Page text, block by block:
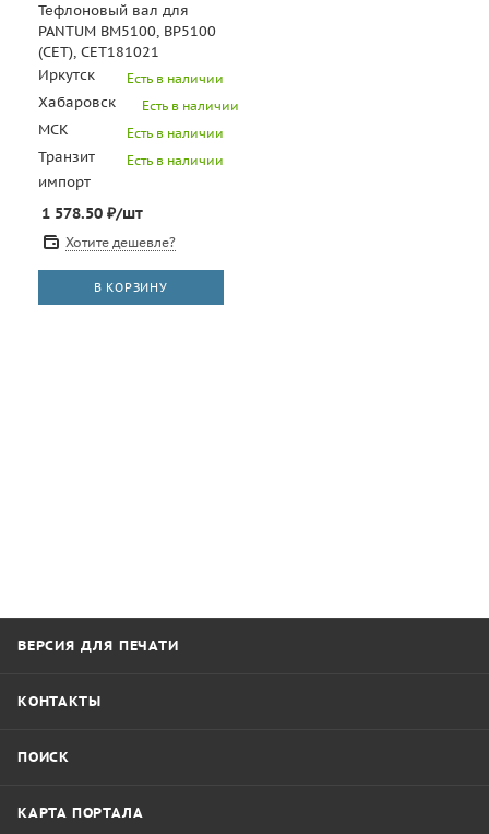
Тефлоновый вал для
PANTUM BM5100, BP5100
(CET), CET181021
Иркутск
Есть в наличии
Хабаровск Есть в наличии
МСК Есть в наличии
Транзит
импорт
Есть в наличии
1 578.50 ₽/шт
Хотите дешевле?
В КОРЗИНУ
ВЕРСИЯ ДЛЯ ПЕЧАТИ
КОНТАКТЫ
ПОИСК
КАРТА ПОРТАЛА